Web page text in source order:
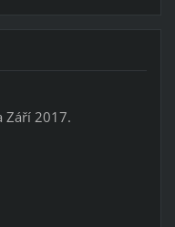
Září 2017.